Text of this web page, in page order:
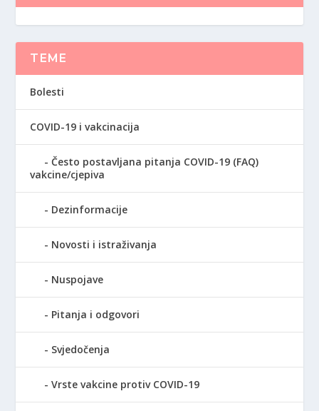
TEME
Bolesti
COVID-19 i vakcinacija
Često postavljana pitanja COVID-19 (FAQ)
vakcine/cjepiva
Dezinformacije
Novosti i istraživanja
Nuspojave
Pitanja i odgovori
Svjedočenja
Vrste vakcine protiv COVID-19